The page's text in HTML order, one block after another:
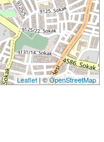
Leaflet| ©OpenStreetMap